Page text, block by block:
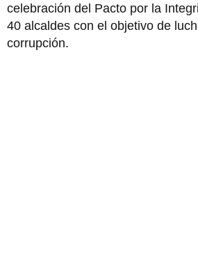
celebración del Pacto por la
40 alcaldes con el objetivo de
corrupción.